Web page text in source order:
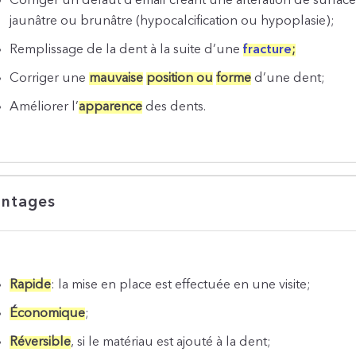
jaunâtre ou brunâtre (hypocalcification ou hypoplasie);
Remplissage de la dent à la suite d’unefracture;
Corriger une mauvaise position ou forme d’une dent;
Améliorer l’apparence des dents.
Rapide: la mise en place est effectuée en une visite;
Économique;
Réversible, si le matériau est ajouté à la dent;